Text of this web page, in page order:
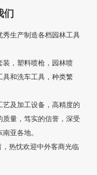
们
秀生产制造各档园林工具
装，塑料喷枪，园林喷
具和洗车工具，种类繁
及加工设备，高精度的
量，笃实的信誉，深受
亚各地。
热忱欢迎中外客商光临